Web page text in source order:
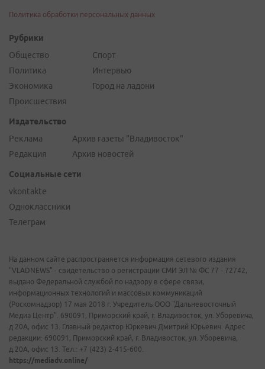
Политика обработки персональных данных
Рубрики
Общество
Политика
Экономика
Происшествия
Спорт
Интервью
Город на ладони
Издательство
Реклама
Редакция
Архив газеты "Владивосток"
Архив новостей
Социальные сети
vkontakte
Одноклассники
Телеграм
На данном сайте распространяется информация сетевого издания
"VLADNEWS" - свидетельство о регистрации СМИ ЭЛ № ФС 77 - 72742,
выдано Федеральной службой по надзору в сфере связи,
информационных технологий и массовых коммуникаций
(Роскомнадзор) 17 мая 2018 г. Учредитель ООО "Дальневосточный
Медиа Центр". 690091, Приморский край, г. Владивосток, ул. Уборевича,
д.20А, офис 13. Главный редактор Юркевич Дмитрий Юрьевич. Адрес
редакции: 690091, Приморский край, г. Владивосток, ул. Уборевича,
д.20А, офис 13. Тел.: +7 (423) 2-415-600.
https://mediadv.online/